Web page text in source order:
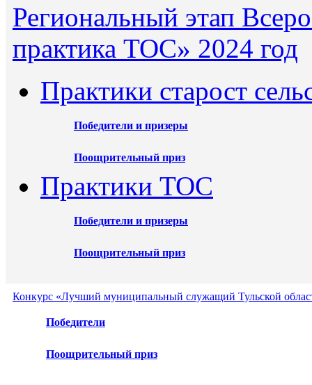
Региональный этап
практика ТОС» 2024 год
Практики старост
Победители и призеры
Поощрительный приз
Практики ТОС
Победители и призеры
Поощрительный приз
Конкурс «Лучший муниципальный служащий Тульской
Победители
Поощрительный приз